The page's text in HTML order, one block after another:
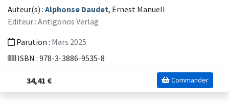
Auteur(s) : Alphonse Daudet, Ernest Manuell
Editeur : Antigonos Verlag
Parution : Mars 2025
ISBN : 978-3-3886-9535-8
34,41 € Commander